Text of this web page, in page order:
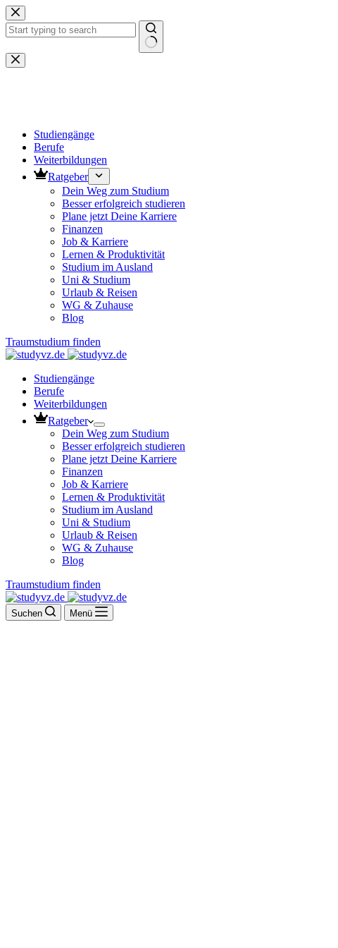
Zum
Inhalt
springen
Keine
Ergebnisse
Studiengänge
Berufe
Weiterbildungen
Ratgeber
Dein Weg zum Studium
Besser erfolgreich studieren
Plane jetzt Deine Karriere
Finanzen
Job & Karriere
Lernen & Produktivität
Studium im Ausland
Uni & Studium
Urlaub & Reisen
WG & Zuhause
Blog
Traumstudium finden
Studiengänge
Berufe
Weiterbildungen
Ratgeber
Dein Weg zum Studium
Besser erfolgreich studieren
Plane jetzt Deine Karriere
Finanzen
Job & Karriere
Lernen & Produktivität
Studium im Ausland
Uni & Studium
Urlaub & Reisen
WG & Zuhause
Blog
Traumstudium finden
Suchen Menü